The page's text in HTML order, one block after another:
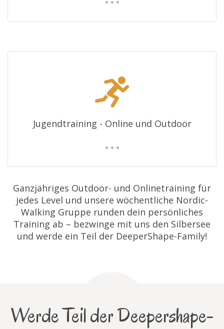
Jugendtraining - Online und Outdoor
Ganzjähriges Outdoor- und Onlinetraining für
jedes Level und unsere wöchentliche Nordic-
Walking Gruppe runden dein persönliches
Training ab – bezwinge mit uns den Silbersee
und werde ein Teil der DeeperShape-Family!
Werde Teil der Deepershape-